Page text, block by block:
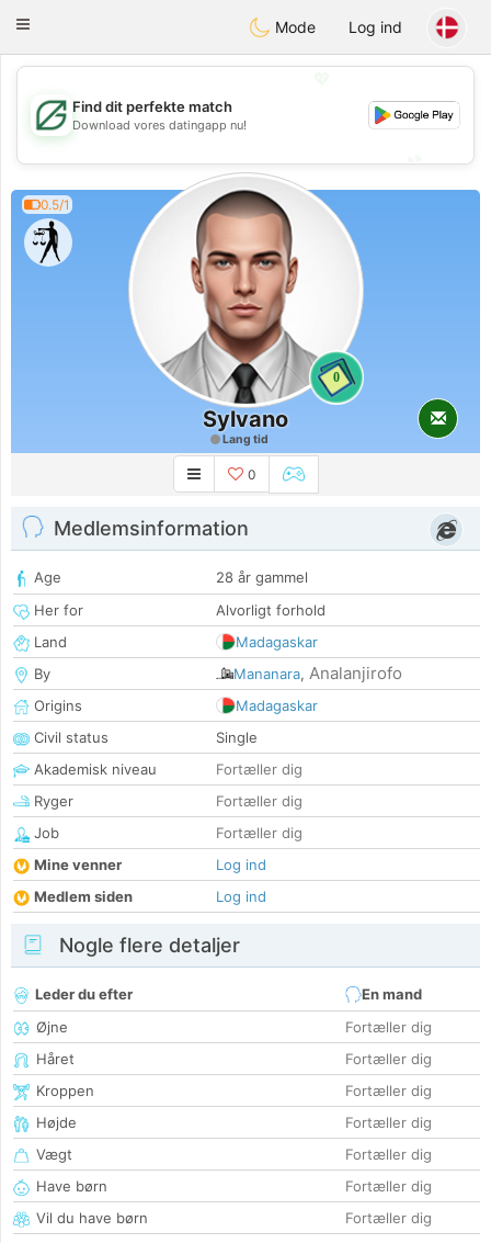
GulfDating
Toggle
Mode Log ind
💖
💕
Find dit perfekte match
Download vores datingapp nu!
0.5/1
0
Sylvano
Lang tid
0
Medlemsinformation
Age
28 år gammel
Her for
Alvorligt forhold
Land
Madagaskar
By
Mananara, Analanjirofo
Origins
Madagaskar
Civil status
Single
Akademisk niveau
Fortæller dig
Ryger
Fortæller dig
Job
Fortæller dig
Mine venner
Log ind
Medlem siden
Log ind
Nogle flere detaljer
Leder du efter
En mand
Øjne
Fortæller dig
Håret
Fortæller dig
Kroppen
Fortæller dig
Højde
Fortæller dig
Vægt
Fortæller dig
Have børn
Fortæller dig
Vil du have børn
Fortæller dig